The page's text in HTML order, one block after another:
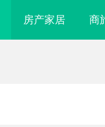
房产家居 商